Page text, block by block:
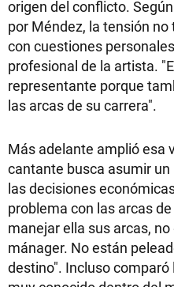
origen del conflicto.
por Méndez, la tensión
con cuestiones
profesional de la artista.
representante porque
las arcas de su carrera".
Más adelante amplió esa
cantante busca asumir
las decisiones
problema con las arcas
manejar ella sus arcas,
mánager. No están
destino". Incluso